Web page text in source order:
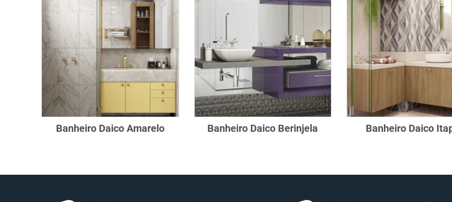
Banheiro Daico Amarelo Banheiro Daico Berinjela Banheiro Daico